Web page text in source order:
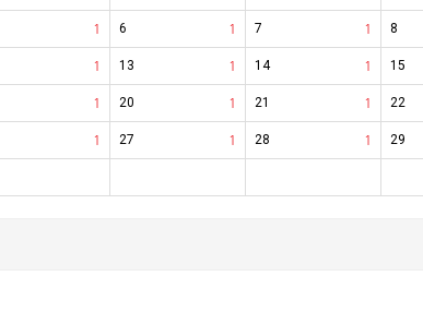
1 1
6 1
7 8
1 1
13 1
14 15
1 1
20 1
21 22
1 1
27 1
28 29